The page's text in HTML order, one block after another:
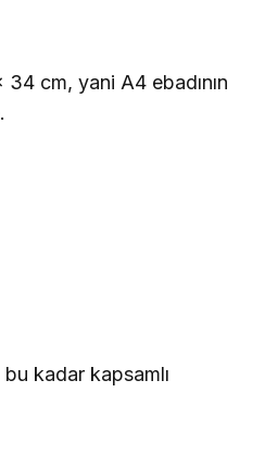
34 cm, yani A4 ebadının
bu kadar kapsamlı